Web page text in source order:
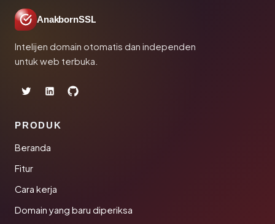
AnakbornSSL
Intelijen domain otomatis dan independen
untuk web terbuka.
PRODUK
Beranda
Fitur
Cara kerja
Domain yang baru diperiksa